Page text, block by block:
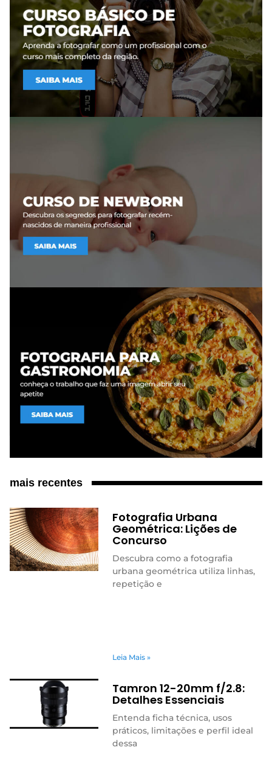
mais recentes
Fotografia Urbana
Geométrica: Lições de
Concurso
Descubra como a fotografia
urbana geométrica utiliza linhas,
repetição e
Leia Mais »
Tamron 12-20mm f/2.8:
Detalhes Essenciais
Entenda ficha técnica, usos
práticos, limitações e perfil ideal
dessa